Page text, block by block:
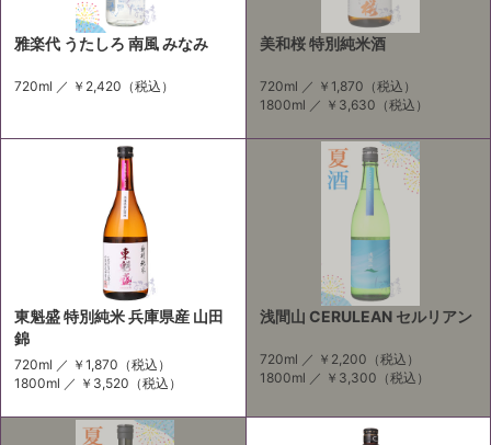
雅楽代 うたしろ 南風 みなみ
720ml ／ ￥2,420 （税込）
美和桜 特別純米酒
720ml ／ ￥1,870 （税込）
1800ml ／ ￥3,630 （税込）
東魁盛 特別純米 兵庫県産 山田
錦
720ml ／ ￥1,870 （税込）
1800ml ／ ￥3,520 （税込）
浅間山 CERULEAN セルリアン
720ml ／ ￥2,200 （税込）
1800ml ／ ￥3,300 （税込）